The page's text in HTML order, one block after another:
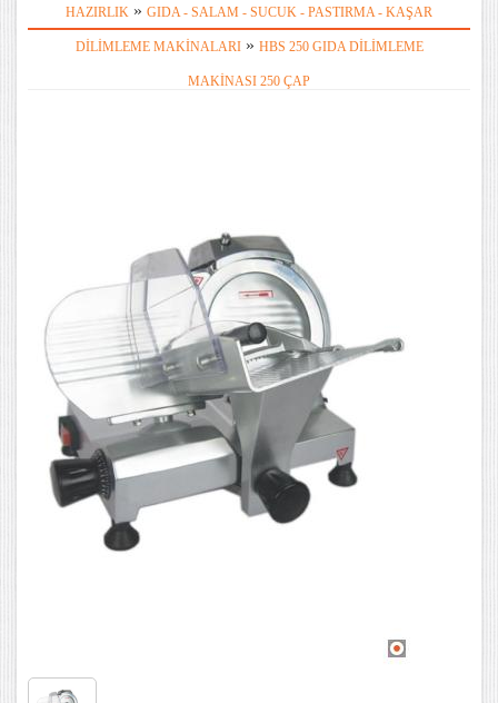
HAZIRLIK » GIDA - SALAM - SUCUK - PASTIRMA - KAŞAR
DILIMLEME MAKINALARI» HBS 250 GIDA DILIMLEME
MAKINASI 250 ÇAP